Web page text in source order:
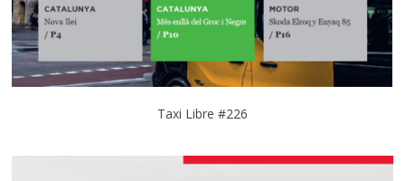
Taxi Libre #226